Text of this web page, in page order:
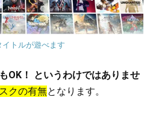
トルが遊べます
OK！ というわけではありませ
クの有無となります。